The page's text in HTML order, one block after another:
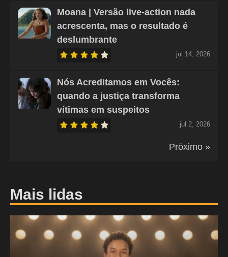
Moana | Versão live-action nada
acrescenta, mas o resultado é
deslumbrante
jul 14, 2026
Nós Acreditamos em Vocês:
quando a justiça transforma
vítimas em suspeitos
jul 2, 2026
Próximo »
Mais lidas